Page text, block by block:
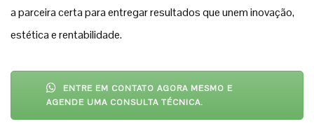
a parceira certa para entregar resultados que unem inovação,
estética e rentabilidade.
ENTRE EM CONTATO AGORA MESMO E
AGENDE UMA CONSULTA TÉCNICA.